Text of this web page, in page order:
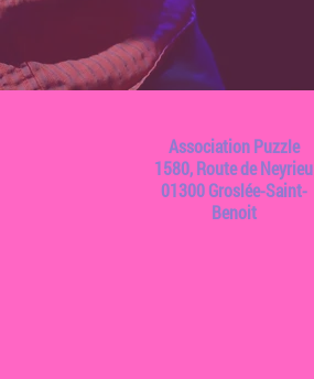
Association Puzzle
1580, Route de Neyrieu
01300 Groslée-Saint-
Benoit​